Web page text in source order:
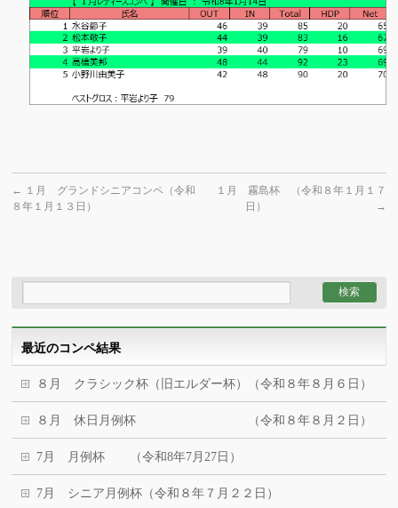
← １月 グランドシニアコンペ（令和
８年１月１３日）
１月 霧島杯 （令和８年１月１７
日）
→
最近のコンペ結果
８月 クラシック杯（旧エルダー杯）（令和８年８月６日）
８月 休日月例杯 （令和８年８月２日）
7月 月例杯 （令和8年7月27日）
7月 シニア月例杯（令和８年７月２２日）